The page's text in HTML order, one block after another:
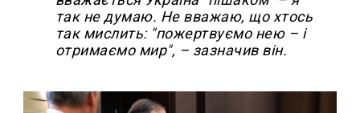
так не думаю. Не вважаю, що хтось
так мислить: "пожертвуємо нею – і
отримаємо мир", – зазначив він.